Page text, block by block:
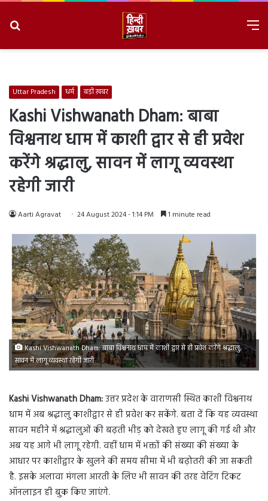
Uttar Pradesh धर्म बड़ी ख़बर
Kashi Vishwanath Dham: बाबा
विश्वनाथ धाम में काशी द्वार से ही प्रवेश
करेंगे श्रद्धालु, सावन में लागू व्यवस्था
रहेगी जारी
Aarti Agravat 24 August 2024 - 1:14 PM 1 minute read
Kashi Vishwanath Dham: बाबा विश्वनाथ धाम में काशी द्वार से ही प्रवेश करेंगे श्रद्धालु,
सावन में लागू व्यवस्था रहेगी जारी
Kashi Vishwanath Dham:उत्तर प्रदेश के वाराणसी स्थित काशी विश्वनाथ
धाम में अब श्रद्धालु काशीद्वार से ही प्रवेश कर सकेंगे. बता दें कि यह व्यवस्था
सावन महीने में श्रद्धालुओं की बढ़ती भीड़ को देखते हुए लागू की गई थी और
अब यह आगे भी लागू रहेगी. वहीं धाम में भक्तों की संख्या की संख्या के
आधार पर काशीद्वार के खुलने की समय सीमा में भी बढ़ोतरी की जा सकती
है. इसके अलावा मंगला आरती के लिए भी सावन की तरह वेटिंग टिकट
ऑनलाइन ही बुक किए जाएंगे.